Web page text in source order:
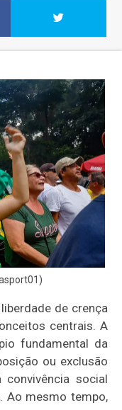
de crença
centrais. A
fundamental da
ou exclusão
social
Ao mesmo tempo,